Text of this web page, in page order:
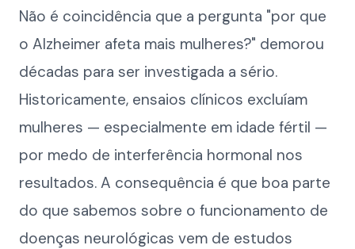
Não é coincidência que a pergunta "por que
o Alzheimer afeta mais mulheres?" demorou
décadas para ser investigada a sério.
Historicamente, ensaios clínicos excluíam
mulheres — especialmente em idade fértil —
por medo de interferência hormonal nos
resultados. A consequência é que boa parte
do que sabemos sobre o funcionamento de
doenças neurológicas vem de estudos